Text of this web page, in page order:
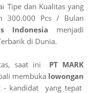
Tipe dan Kualitas yang
300.000 Pcs / Bulan
Indonesia menjadi
di Dunia.
saat ini PT MARK
membuka lowongan
- kandidat yang tepat